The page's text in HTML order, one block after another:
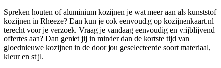
Spreken houten of aluminium kozijnen je wat meer aan als kunststof
kozijnen in Rheeze? Dan kun je ook eenvoudig op kozijnenkaart.nl
terecht voor je verzoek. Vraag je vandaag eenvoudig en vrijblijvend
offertes aan? Dan geniet jij in minder dan de kortste tijd van
gloednieuwe kozijnen in de door jou geselecteerde soort materiaal,
kleur en stijl.